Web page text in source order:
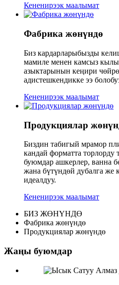
Кененирээк маалымат
Фабрика жөнүндө
Биз кардарларыбызды
мамиле менен камсыз
азыктарынын кеңири
адистешкендикке ээ
Кененирээк маалымат
Продукциялар
Биздин табигый мрамор
кандай форматта торлорду
буюмдар ашкерлер, ванна
жана бүтүндөй дубалга же
идеалдуу.
Кененирээк маалымат
БИЗ ЖӨНҮНДӨ
Фабрика жөнүндө
Продукциялар жөнүндө
Жаңы буюмдар